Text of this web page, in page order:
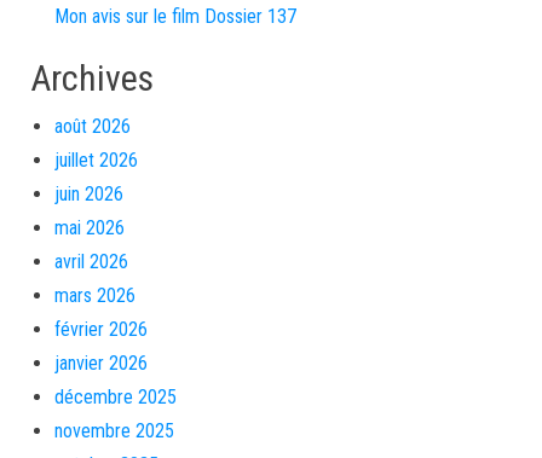
Mon avis sur le film Dossier 137
Archives
août 2026
juillet 2026
juin 2026
mai 2026
avril 2026
mars 2026
février 2026
janvier 2026
décembre 2025
novembre 2025